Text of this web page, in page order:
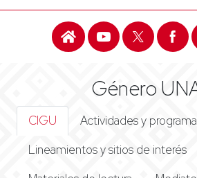
Género
CIGU
Actividades y
Lineamientos y sitios de interés